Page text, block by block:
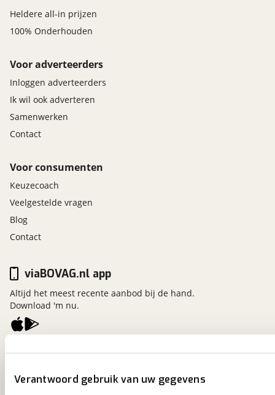
Verantwoord gebruik van uw gegevens
Heldere all-in prijzen
100% Onderhouden
Voor adverteerders
Inloggen adverteerders
Ik wil ook adverteren
Samenwerken
Contact
Voor consumenten
Keuzecoach
Veelgestelde vragen
Blog
Contact
viaBOVAG.nl
3981 AJ Bunnik
viaBOVAG.nl app
Altijd het meest recente aanbod bij de hand.
Download 'm nu.